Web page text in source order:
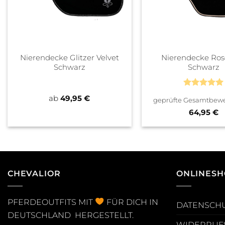
Nierendecke Glitzer Velvet
Schwarz
ab49,95€
Nierendecke
Schwarz
mit5von
geprüfte
64,95 €
CHEVALIOR
PFERDEOUTFITS MIT
FÜR DICH IN
DEUTSCHLAND HERGESTELLT.